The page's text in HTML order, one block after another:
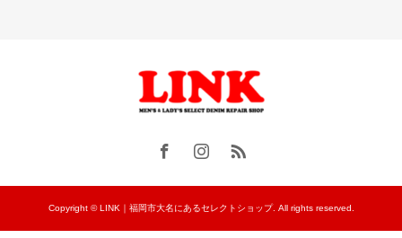
Copyright © LINK｜福岡市大名にあるセレクトショップ. All rights reserved.